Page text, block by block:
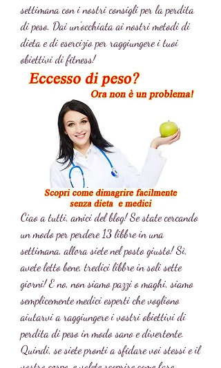
settimana con i nostri consigli per la perdita
di peso. Dai un'occhiata ai nostri metodi di
dieta e di esercizio per raggiungere i tuoi
obiettivi di fitness!
Ciao a tutti, amici del blog! Se state cercando
un modo per perdere 13 libbre in una
settimana, allora siete nel posto giusto! Sì,
avete letto bene, tredici libbre in soli sette
giorni! E no, non siamo pazzi o maghi, siamo
semplicemente medici esperti che vogliono
aiutarvi a raggiungere i vostri obiettivi di
perdita di peso in modo sano e divertente.
Quindi, se siete pronti a sfidare voi stessi e il